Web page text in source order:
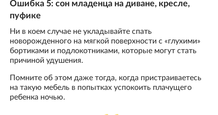
Ошибка 5: сон младенца на диване, кресле,
пуфике
Ни в коем случае не укладывайте спать
новорожденного на мягкой поверхности с «глухими»
бортиками и подлокотниками, которые могут стать
причиной удушения.
Помните об этом даже тогда, когда пристраиваетесь
на такую мебель в попытках успокоить плачущего
ребенка ночью.